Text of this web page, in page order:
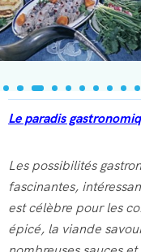
Le paradis
Les possibilités
fascinantes,
est célèbre pour les
épicé, la viande